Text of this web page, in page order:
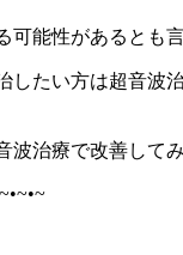
可能性があるとも
したい方は超音波
波治療で改善して